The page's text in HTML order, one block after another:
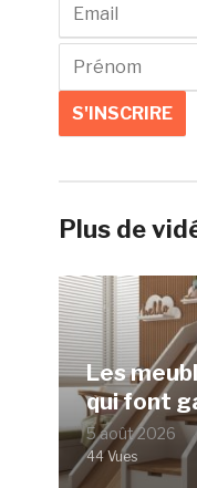
Plus de
Les
qui font
5 août 2026
44 Vues